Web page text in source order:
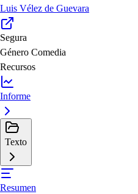
Luis Vélez de Guevara
Segura
Género Comedia
Recursos
Informe
Texto
Resumen